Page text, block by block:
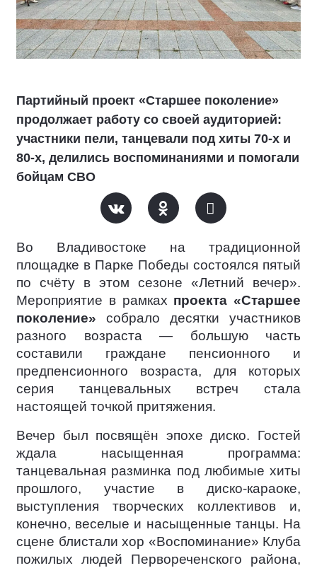
Партийный проект «Старшее поколение»
продолжает работу со своей аудиторией:
участники пели, танцевали под хиты 70-х и
80-х, делились воспоминаниями и помогали
бойцам СВО
Во Владивостоке на традиционной
площадке в Парке Победы состоялся пятый
по счёту в этом сезоне «Летний вечер».
Мероприятие в рамках проекта «Старшее
поколение» собрало десятки участников
разного возраста — большую часть
составили граждане пенсионного и
предпенсионного возраста, для которых
серия танцевальных встреч стала
настоящей точкой притяжения.
Вечер был посвящён эпохе диско. Гостей
ждала насыщенная программа:
танцевальная разминка под любимые хиты
прошлого, участие в диско-караоке,
выступления творческих коллективов и,
конечно, веселые и насыщенные танцы. На
сцене блистали хор «Воспоминание» Клуба
пожилых людей Первореченского района,